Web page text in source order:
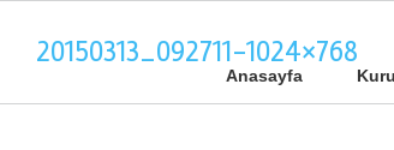
Anasayfa
20150313_092711-1024×768